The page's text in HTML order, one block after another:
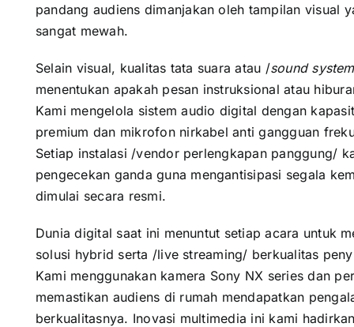
pandang audiens dimanjakan oleh tampilan visual
sangat mewah.
Selain visual, kualitas tata suara atau /sound system
menentukan apakah pesan instruksional atau
Kami mengelola sistem audio digital dengan
premium dan mikrofon nirkabel anti gangguan
Setiap instalasi /vendor perlengkapan panggung/
pengecekan ganda guna mengantisipasi segala
dimulai secara resmi.
Dunia digital saat ini menuntut setiap acara untuk
solusi hybrid serta /live streaming/ berkualitas
Kami menggunakan kamera Sony NX series dan
memastikan audiens di rumah mendapatkan
berkualitasnya. Inovasi multimedia ini kami